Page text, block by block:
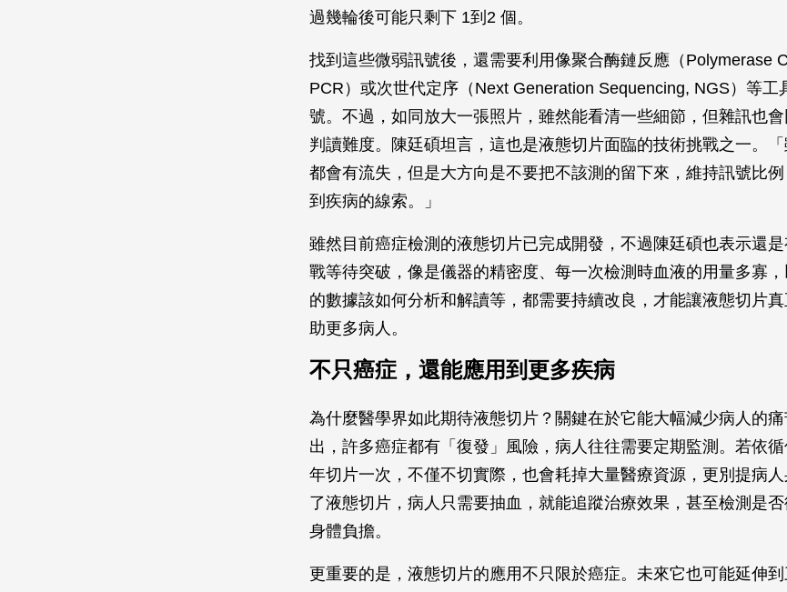
過幾輪後可能只剩下 1到2 個。
找到這些微弱訊號後，還需要利用像聚合酶鏈反應（Polymerase
PCR）或次世代定序（Next Generation Sequencing, NGS）等工
號。不過，如同放大一張照片，雖然能看清一些細節，但雜訊也
判讀難度。陳廷碩坦言，這也是液態切片面臨的技術挑戰之一。
都會有流失，但是大方向是不要把不該測的留下來，維持訊號比
到疾病的線索。」
雖然目前癌症檢測的液態切片已完成開發，不過陳廷碩也表示還
戰等待突破，像是儀器的精密度、每一次檢測時血液的用量多寡
的數據該如何分析和解讀等，都需要持續改良，才能讓液態切片
助更多病人。
不只癌症，還能應用到更多疾病
為什麼醫學界如此期待液態切片？關鍵在於它能大幅減少病人的
出，許多癌症都有「復發」風險，病人往往需要定期監測。若依
年切片一次，不僅不切實際，也會耗掉大量醫療資源，更別提病
了液態切片，病人只需要抽血，就能追蹤治療效果，甚至檢測是
身體負擔。
更重要的是，液態切片的應用不只限於癌症。未來它也可能延伸到